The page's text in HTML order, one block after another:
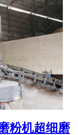
粉机超细磨